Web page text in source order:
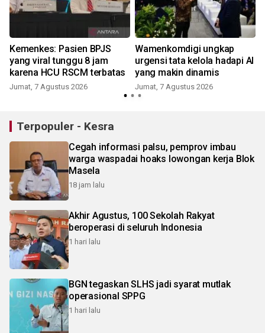
Kemenkes: Pasien BPJS
yang viral tunggu 8 jam
karena HCU RSCM terbatas
Jumat, 7 Agustus 2026
Wamenkomdigi ungkap
urgensi tata kelola hadapi AI
yang makin dinamis
Jumat, 7 Agustus 2026
Terpopuler - Kesra
Cegah informasi palsu, pemprov imbau
warga waspadai hoaks lowongan kerja Blok
Masela
18 jam lalu
Akhir Agustus, 100 Sekolah Rakyat
beroperasi di seluruh Indonesia
1 hari lalu
BGN tegaskan SLHS jadi syarat mutlak
operasional SPPG
1 hari lalu